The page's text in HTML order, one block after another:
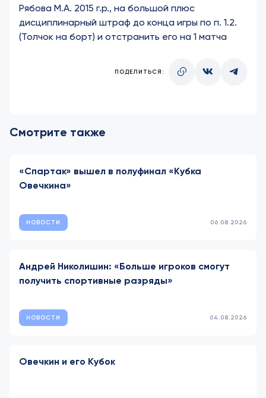
Рябова М.А. 2015 г.р., на большой плюс
дисциплинарный штраф до конца игры по п. 1.2.
(Толчок на борт) и отстранить его на 1 матча
ПОДЕЛИТЬСЯ:
Смотрите также
«Спартак» вышел в полуфинал «Кубка
Овечкина»
НОВОСТИ 06.08.2026
Андрей Николишин: «Больше игроков смогут
получить спортивные разряды»
НОВОСТИ 04.08.2026
Овечкин и его Кубок